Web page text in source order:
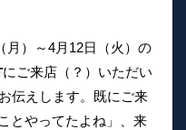
月）～4月12日（火）の
にご来店（？）いただい
伝えします。既にご来
とやってたよね」、来